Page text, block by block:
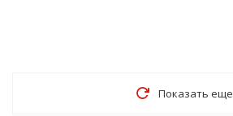
Показать еще